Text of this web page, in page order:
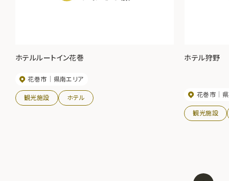
ホテルルートイン花巻
花巻市 県南エリア
観光施設 ホテル
ホテル狩野
花巻市
観光施設